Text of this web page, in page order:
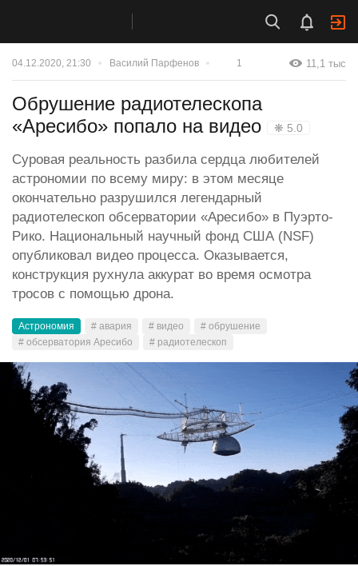
04.12.2020, 21:30 Василий Парфенов 1 11,1 тыс
Обрушение радиотелескопа
«Аресибо» попало на видео
❋ 5.0
Суровая реальность разбила сердца любителей
астрономии по всему миру: в этом месяце
окончательно разрушился легендарный
радиотелескоп обсерватории «Аресибо» в Пуэрто-
Рико. Национальный научный фонд США (NSF)
опубликовал видео процесса. Оказывается,
конструкция рухнула аккурат во время осмотра
тросов с помощью дрона.
Астрономия # авария # видео
# обрушение
# обсерватория Аресибо
# радиотелескоп